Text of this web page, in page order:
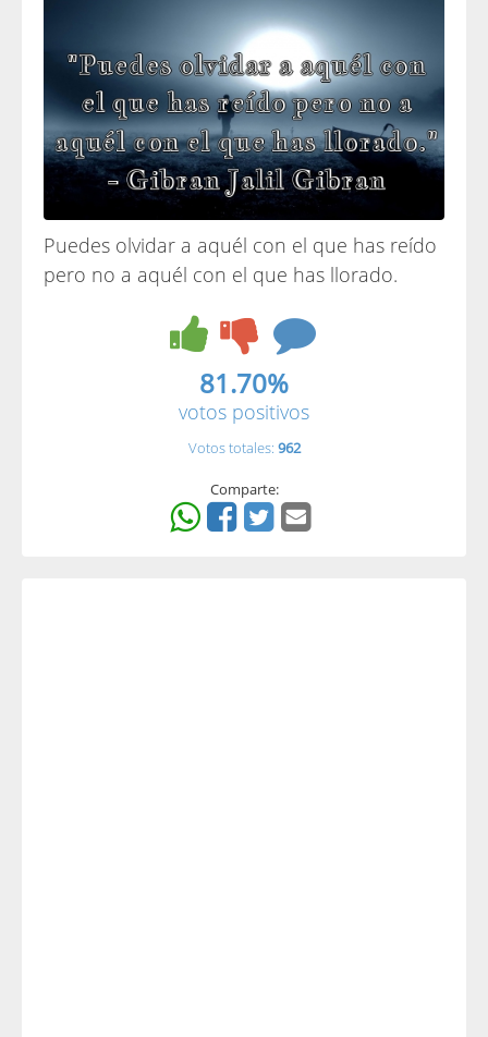
Puedes olvidar a aquél con el que has reído
pero no a aquél con el que has llorado.
81.70%
votos positivos
Votos totales: 962
Comparte: